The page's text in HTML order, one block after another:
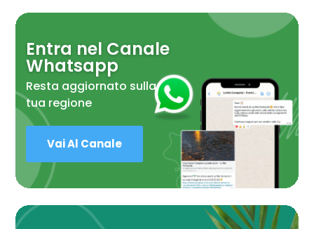
Entra nel Canale
Whatsapp
Resta aggiornato sulla
tua regione
Vai Al Canale